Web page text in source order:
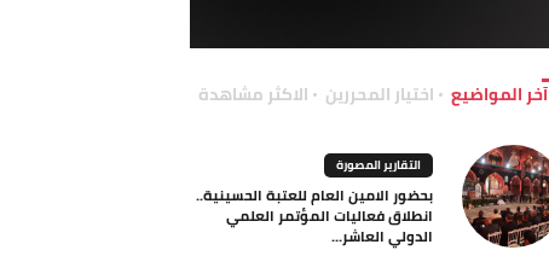
آخر المواضيع اختيار المحررين الاكثر مشاهدة
التقارير المصورة
بحضور الامين العام للعتبة الحسينية..
انطلاق فعاليات المؤتمر العلمي
الدولي العاشر...